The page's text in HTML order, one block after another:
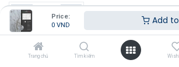
Price:
0 VND Add
Trang chủ Tìm kiếmThêm vào giỏ